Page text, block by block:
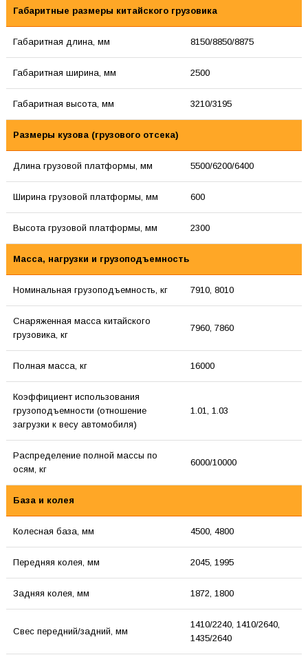
Габаритные размеры китайского грузовика
Габаритная длина, мм 8150/8850/8875
Габаритная ширина, мм 2500
Габаритная высота, мм 3210/3195
Размеры кузова (грузового отсека)
Длина грузовой платформы, мм 5500/6200/6400
Ширина грузовой платформы, мм 600
Высота грузовой платформы, мм 2300
Масса, нагрузки и грузоподъемность
Номинальная грузоподъемность, кг 7910, 8010
Снаряженная масса китайского
грузовика, кг
7960, 7860
Полная масса, кг 16000
Коэффициент использования
грузоподъемности (отношение
загрузки к весу автомобиля)
1.01, 1.03
Распределение полной массы по
осям, кг
6000/10000
База и колея
Колесная база, мм 4500, 4800
Передняя колея, мм 2045, 1995
Задняя колея, мм 1872, 1800
Свес передний/задний, мм
1410/2240, 1410/2640,
1435/2640